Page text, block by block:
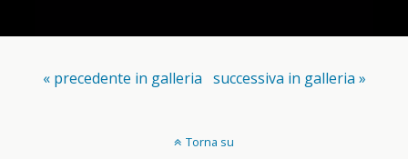
« precedente in galleria successiva in galleria »
Torna su